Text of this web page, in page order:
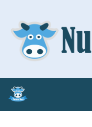
content